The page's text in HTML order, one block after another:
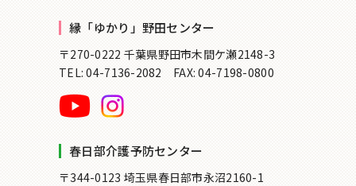
縁「ゆかり」野田センター
〒270-0222 千葉県野田市木間ケ瀬2148-3
TEL: 04-7136-2082 FAX: 04-7198-0800
春日部介護予防センター
〒344-0123 埼玉県春日部市永沼2160-1